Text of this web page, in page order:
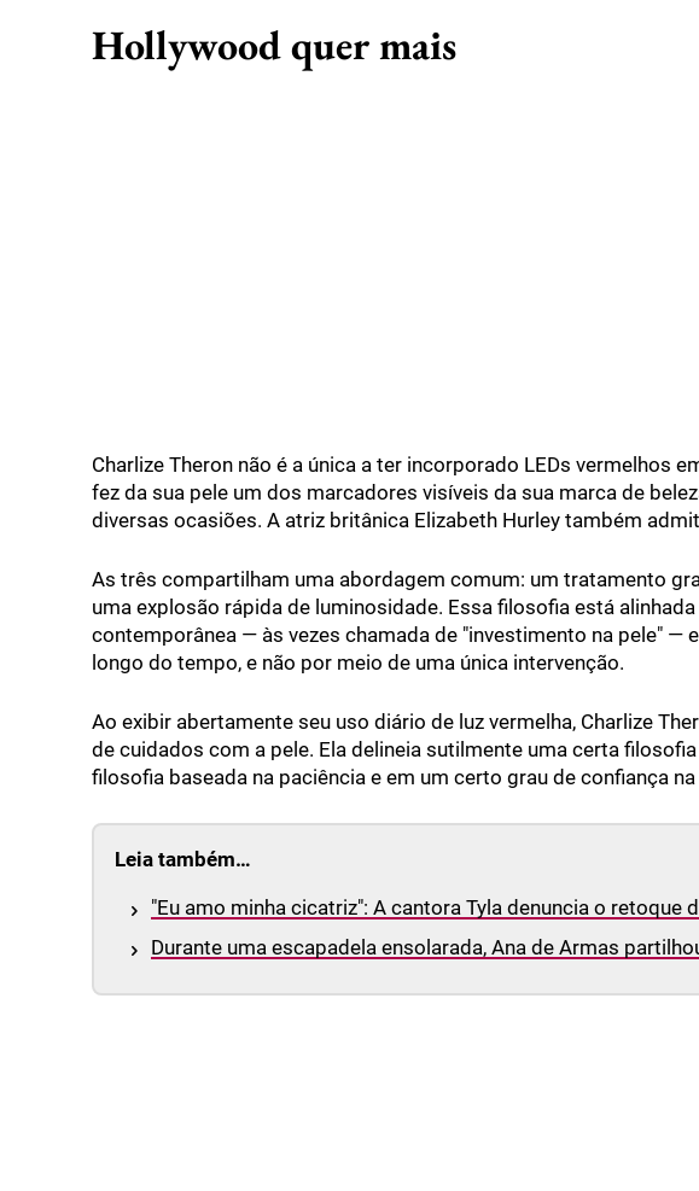
Hollywood quer mais
Charlize Theron não é a única a ter incorporado LEDs vermelhos
fez da sua pele um dos marcadores visíveis da sua marca de
diversas ocasiões. A atriz britânica Elizabeth Hurley também
As três compartilham uma abordagem comum: um tratamento
uma explosão rápida de luminosidade. Essa filosofia está
contemporânea — às vezes chamada de "investimento na pele" —
longo do tempo, e não por meio de uma única intervenção.
Ao exibir abertamente seu uso diário de luz vermelha, Charlize
de cuidados com a pele. Ela delineia sutilmente uma certa
filosofia baseada na paciência e em um certo grau de confiança
Leia também…
"Eu amo minha cicatriz": A cantora Tyla denuncia o retoque
Durante uma escapadela ensolarada, Ana de Armas